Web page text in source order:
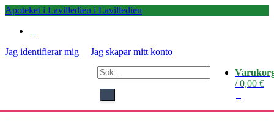
Apoteket i Lavilledieu i Lavilledieu
Jag identifierar mig
Jag skapar mitt konto
/0,00 €